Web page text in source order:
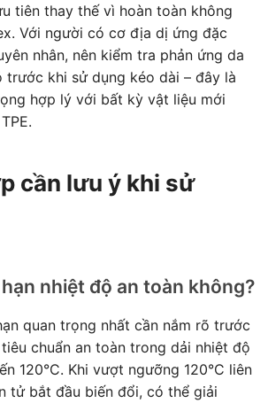
tiên thay thế vì hoàn toàn không
Với người có cơ địa dị ứng đặc
nhân, nên kiểm tra phản ứng da
trước khi sử dụng kéo dài – đây là
hợp lý với bất kỳ vật liệu mới
cần lưu ý khi sử
nhiệt độ an toàn không?
quan trọng nhất cần nắm rõ trước
chuẩn an toàn trong dải nhiệt độ
120°C. Khi vượt ngưỡng 120°C liên
tử bắt đầu biến đổi, có thể giải